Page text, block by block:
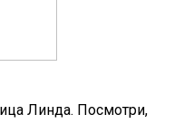
Линда. Посмотри,